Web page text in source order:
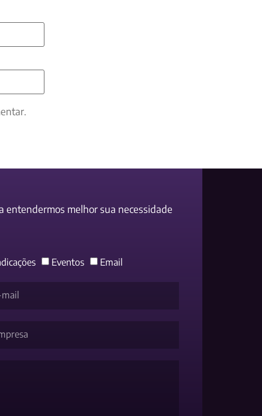
entendermos melhor sua necessidade
Eventos Email